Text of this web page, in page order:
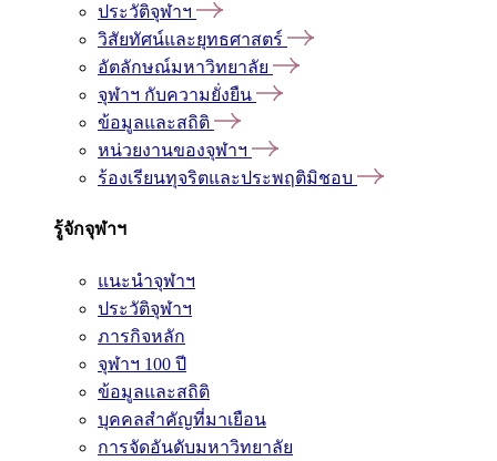
ประวัติจุฬาฯ
วิสัยทัศน์และยุทธศาสตร์
อัตลักษณ์มหาวิทยาลัย
จุฬาฯ กับความยั่งยืน
ข้อมูลและสถิติ
หน่วยงานของจุฬาฯ
ร้องเรียนทุจริตและประพฤติมิชอบ
รู้จักจุฬาฯ
แนะนำจุฬาฯ
ประวัติจุฬาฯ
ภารกิจหลัก
จุฬาฯ 100 ปี
ข้อมูลและสถิติ
บุคคลสำคัญที่มาเยือน
การจัดอันดับมหาวิทยาลัย